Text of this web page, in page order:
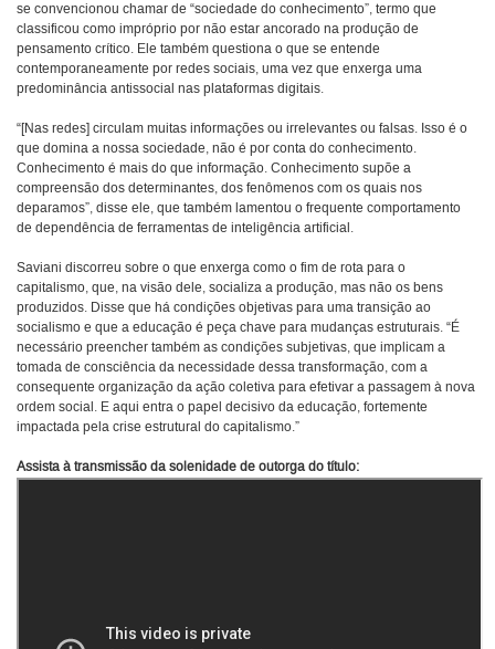
se convencionou chamar de “sociedade do conhecimento”, termo que
classificou como impróprio por não estar ancorado na produção de
pensamento crítico. Ele também questiona o que se entende
contemporaneamente por redes sociais, uma vez que enxerga uma
predominância antissocial nas plataformas digitais.
“[Nas redes] circulam muitas informações ou irrelevantes ou falsas. Isso é o
que domina a nossa sociedade, não é por conta do conhecimento.
Conhecimento é mais do que informação. Conhecimento supõe a
compreensão dos determinantes, dos fenômenos com os quais nos
deparamos”, disse ele, que também lamentou o frequente comportamento
de dependência de ferramentas de inteligência artificial.
Saviani discorreu sobre o que enxerga como o fim de rota para o
capitalismo, que, na visão dele, socializa a produção, mas não os bens
produzidos. Disse que há condições objetivas para uma transição ao
socialismo e que a educação é peça chave para mudanças estruturais. “É
necessário preencher também as condições subjetivas, que implicam a
tomada de consciência da necessidade dessa transformação, com a
consequente organização da ação coletiva para efetivar a passagem à nova
ordem social. E aqui entra o papel decisivo da educação, fortemente
impactada pela crise estrutural do capitalismo.”
Assista à transmissão da solenidade de outorga do título: